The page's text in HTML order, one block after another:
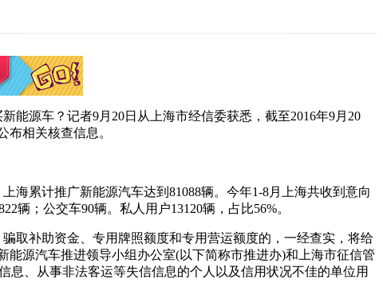
能源车？记者9月20日从上海市经信委获悉，截至2016年9月20
布相关核查信息。
海累计推广新能源汽车达到81088辆。今年1-8月上海共收到意向
辆；公交车90辆。私人用户13120辆，占比56%。
取补助资金、专用牌照额度和专用营运额度的，一经查实，将给
源汽车推进领导小组办公室(以下简称市推进办)和上海市征信管
、从事非法客运等失信信息的个人以及信用状况不佳的单位用